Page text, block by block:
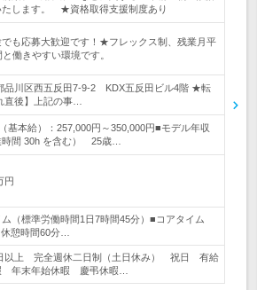
たします。 ★資格取得支援制度あり
も応募大歓迎です！★フレックス制、残業月平
働きやすい環境です。
品川区西五反田7-9-2 KDX五反田ビル4階 ★転
直後】上記の事…
本給）：257,000円～350,000円■モデル年収
時間 30h を含む） 25歳…
円
（標準労働時間1日7時間45分）■コアタイム
憩時間60分…
以上 完全週休二日制（土日休み） 祝日 有給
年末年始休暇 慶弔休暇…